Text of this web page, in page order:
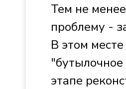
Тем не
проблему -
В этом
этапе